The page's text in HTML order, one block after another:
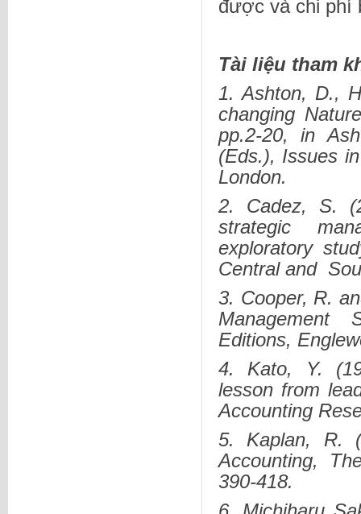
được và chi phí
Tài liệu tham
1. Ashton, D.,
changing
pp.2-20, in
(Eds.), Issues
London.
2. Cadez, S.
strategic
exploratory
Central and
3. Cooper, R.
Management
Editions,
4. Kato, Y.
lesson from
Accounting
5. Kaplan, R.
Accounting,
390-418.